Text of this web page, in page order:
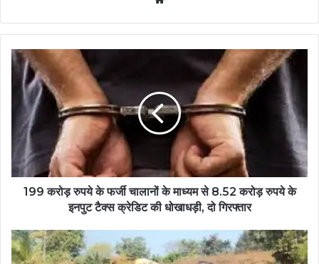
199 करोड़ रुपये के फर्जी चालानों के माध्यम से 8.52 करोड़ रुपये के
इनपुट टैक्स क्रेडिट की धोखाधड़ी, दो गिरफ्तार